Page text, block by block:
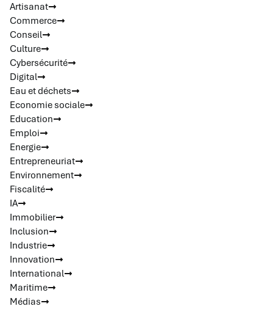
Artisanat
Commerce
Conseil
Culture
Cybersécurité
Digital
Eau et déchets
Economie sociale
Education
Emploi
Energie
Entrepreneuriat
Environnement
Fiscalité
IA
Immobilier
Inclusion
Industrie
Innovation
International
Maritime
Médias